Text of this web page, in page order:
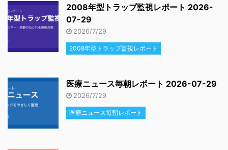
2008年型トラップ監視レポート 2026-
07-29
2026/7/29
2008年型トラップ監視レポート
医療ニュース毎朝レポート 2026-07-29
2026/7/29
医療ニュース毎朝レポート